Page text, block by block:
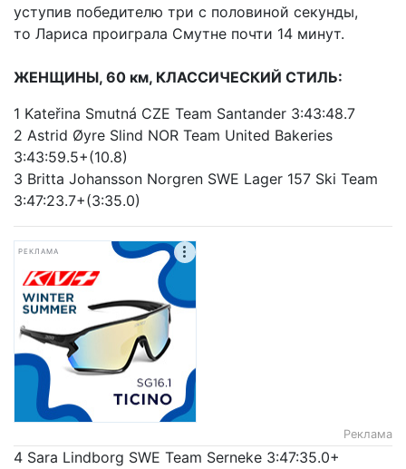
уступив победителю три с половиной секунды,
то Лариса проиграла Смутне почти 14 минут.
ЖЕНЩИНЫ, 60 км, КЛАССИЧЕСКИЙ СТИЛЬ:
1 Kateřina Smutná CZE Team Santander 3:43:48.7
2 Astrid Øyre Slind NOR Team United Bakeries
3:43:59.5+(10.8)
3 Britta Johansson Norgren SWE Lager 157 Ski Team
3:47:23.7+(3:35.0)
РЕКЛАМА
Реклама
4 Sara Lindborg SWE Team Serneke 3:47:35.0+